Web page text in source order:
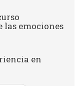
las emociones
en